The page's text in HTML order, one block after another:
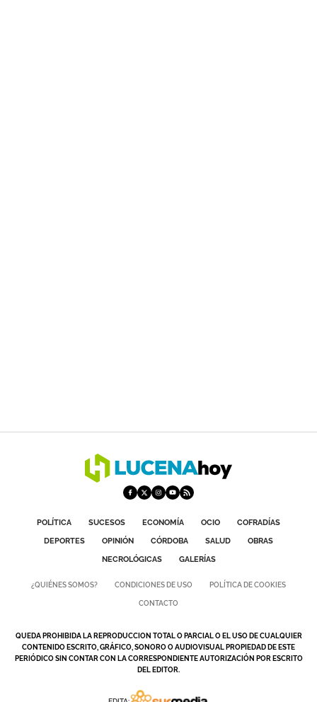
POLÍTICA SUCESOS ECONOMÍA OCIO
COFRADÍAS
DEPORTES
OPINIÓN CÓRDOBA SALUD
OBRAS
NECROLÓGICAS
GALERÍAS
¿QUIÉNES SOMOS? CONDICIONES DE USO POLÍTICA DE COOKIES
CONTACTO
QUEDA PROHIBIDA LA REPRODUCCION TOTAL O PARCIAL O EL USO DE CUALQUIER
CONTENIDO ESCRITO, GRÁFICO, SONORO O AUDIOVISUAL PROPIEDAD DE ESTE
PERIÓDICO SIN CONTAR CON LA CORRESPONDIENTE AUTORIZACIÓN POR ESCRITO
DEL EDITOR.